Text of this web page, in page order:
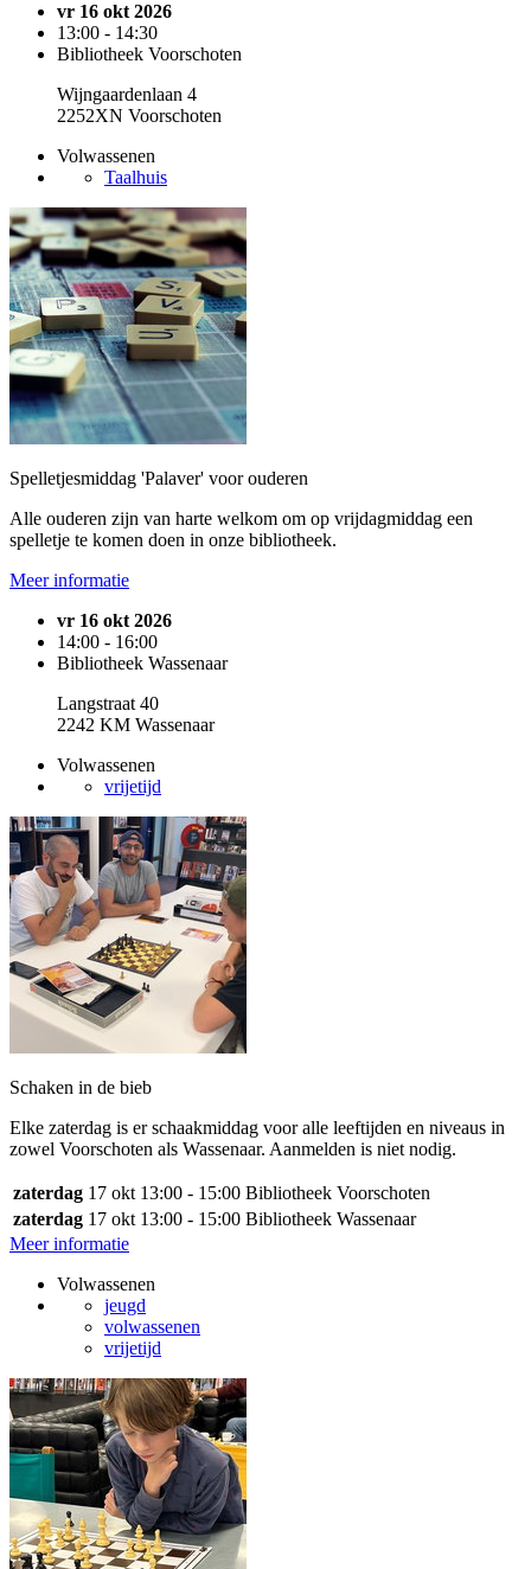
vr 16 okt 2026
13:00 - 14:30
Bibliotheek Voorschoten
Wijngaardenlaan 4
2252XN Voorschoten
Volwassenen
Taalhuis
Spelletjesmiddag 'Palaver' voor ouderen
Alle ouderen zijn van harte welkom om op vrijdagmiddag een
spelletje te komen doen in onze bibliotheek.
Meer informatie
vr 16 okt 2026
14:00 - 16:00
Bibliotheek Wassenaar
Langstraat 40
2242 KM Wassenaar
Volwassenen
vrijetijd
Schaken in de bieb
Elke zaterdag is er schaakmiddag voor alle leeftijden en niveaus in
zowel Voorschoten als Wassenaar. Aanmelden is niet nodig.
zaterdag 17 okt 13:00 - 15:00 Bibliotheek Voorschoten
zaterdag 17 okt 13:00 - 15:00 Bibliotheek Wassenaar
Meer informatie
Volwassenen
jeugd
volwassenen
vrijetijd